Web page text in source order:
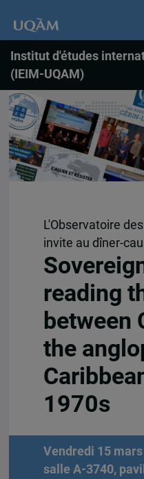
Institut d'études
(IEIM-UQAM)
L'Observatoire
invite au dîner-
reading
between
the
1970s
Vendredi 15
salle A-3740,